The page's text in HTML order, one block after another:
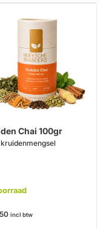
Chai 100gr
incl btw